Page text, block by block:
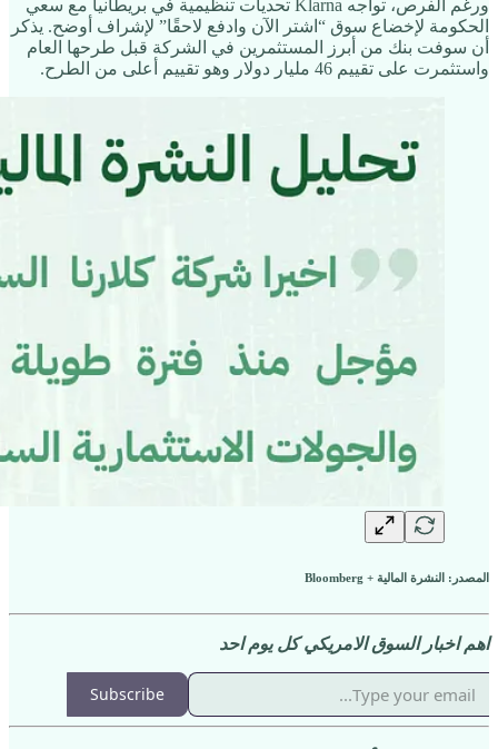
ورغم الفرص، تواجه Klarna تحديات تنظيمية في بريطانيا مع سعي
الحكومة لإخضاع سوق “اشتر الآن وادفع لاحقًا” لإشراف أوضح. يذكر
أن سوفت بنك من أبرز المستثمرين في الشركة قبل طرحها العام
واستثمرت على تقييم 46 مليار دولار وهو تقييم أعلى من الطرح.
المصدر: النشرة المالية + Bloomberg
اهم اخبار السوق الامريكي كل يوم احد
Subscribe